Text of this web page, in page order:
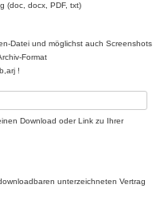
(doc, docx, PDF, txt)
Datei und möglichst auch Screenshots
Format
!
Download oder Link zu Ihrer
unterzeichneten Vertrag